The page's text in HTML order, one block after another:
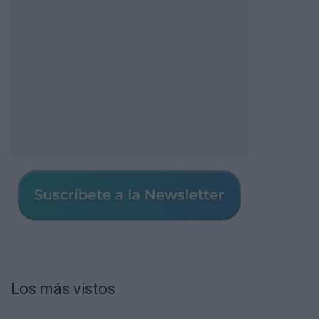
Los más vistos